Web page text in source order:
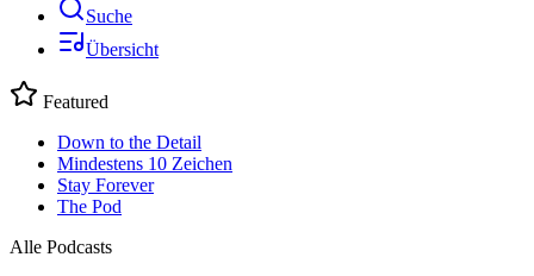
Suche
Übersicht
Featured
Down to the Detail
Mindestens 10 Zeichen
Stay Forever
The Pod
Alle Podcasts